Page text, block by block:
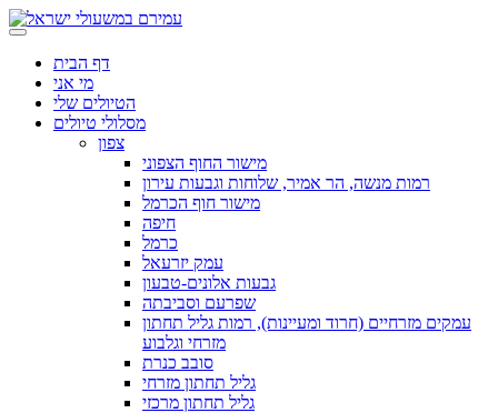
דף הבית
מי אני
הטיולים שלי
מסלולי טיולים
צפון
מישור החוף הצפוני
רמות מנשה, הר אמיר, שלוחות וגבעות עירון
מישור חוף הכרמל
חיפה
כרמל
עמק יזרעאל
גבעות אלונים-טבעון
שפרעם וסביבתה
עמקים מזרחיים (חרוד ומעיינות), רמות גליל תחתון
מזרחי וגלבוע
סובב כנרת
גליל תחתון מזרחי
גליל תחתון מרכזי